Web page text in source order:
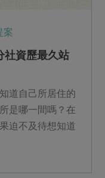
案
資歷最久站
道自己所居住的
是哪一間嗎？在
迫不及待想知道